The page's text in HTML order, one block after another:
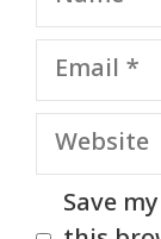
Email
Website
Save